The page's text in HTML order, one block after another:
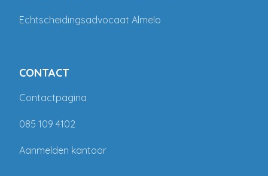
Echtscheidingsadvocaat Almelo
CONTACT
Contactpagina
085 109 4102
Aanmelden kantoor